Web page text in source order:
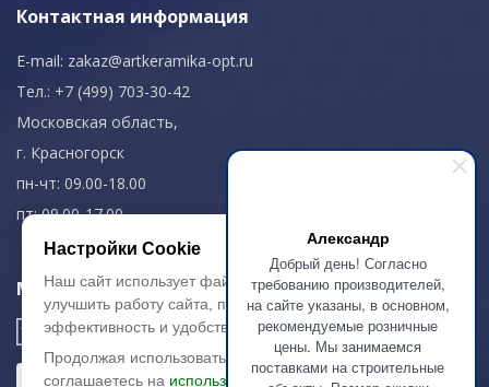
Александр
Добрый день! Согласно
требованию производителей,
на сайте указаны, в основном,
рекомендуемые розничные
цены. Мы занимаемся
поставками на строительные
Контактная информация
E-mail: zakaz@artkeramika-opt.ru
Тел.: +7 (499) 703-30-42
Московская область,
г. Красногорск
пн-чт: 09.00-18.00
пт: 09.00-17.00
Мы в соц. сетях
Настройки Cookie
Наш сайт использует файлы cookie, чтобы
улучшить работу сайта, повысить его
эффективность и удобство.
Продолжая использовать сайт, вы
соглашаетесь на использование файлов